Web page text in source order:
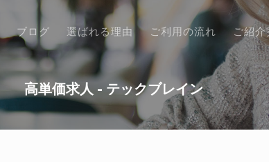
ブログ 選ばれる理由 ご利用の流れ ご紹
高単価求人 - テックブレイン